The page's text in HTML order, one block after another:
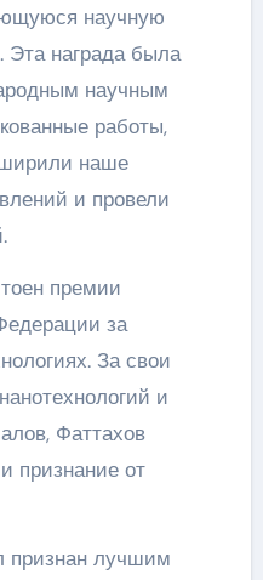
научную
Эта награда была
научным
работы,
наше
и провели
премии
за
За свои
и
Фаттахов
признание от
признан лучшим